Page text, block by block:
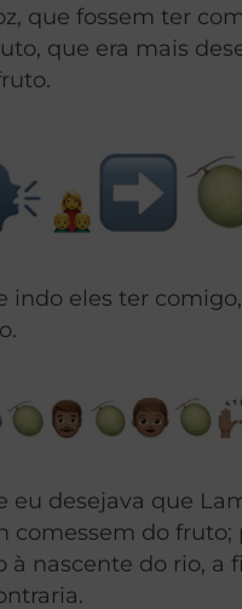
que fossem ter
que era mais
indo eles ter
eu desejava que
comessem do fruto;
à nascente do rio, a